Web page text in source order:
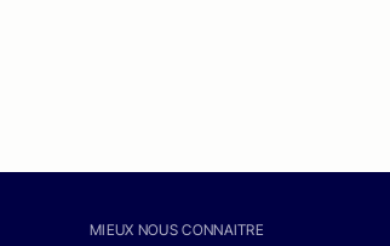
MIEUX NOUS CONNAITRE